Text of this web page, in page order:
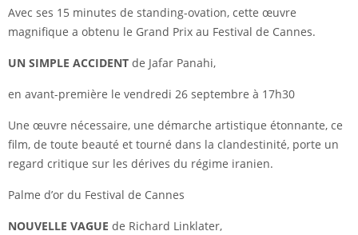
Avec ses 15 minutes de standing-ovation, cette œuvre
magnifique a obtenu le Grand Prix au Festival de Cannes.
UN SIMPLE ACCIDENT de Jafar Panahi,
en avant-première le vendredi 26 septembre à 17h30
Une œuvre nécessaire, une démarche artistique étonnante, ce
film, de toute beauté et tourné dans la clandestinité, porte un
regard critique sur les dérives du régime iranien.
Palme d’or du Festival de Cannes
NOUVELLE VAGUE de Richard Linklater,